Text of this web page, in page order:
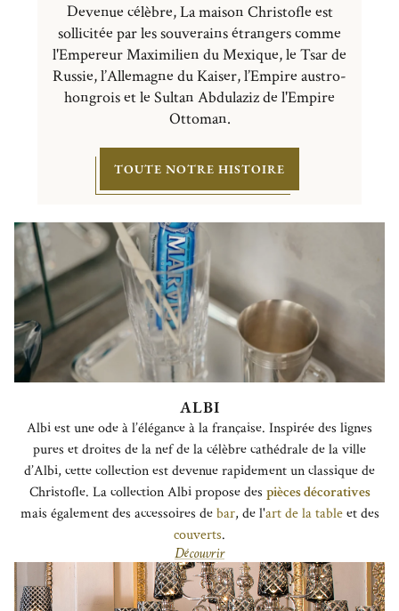
Devenue célèbre, La maison Christofle est
sollicitée par les souverains étrangers comme
l'Empereur Maximilien du Mexique, le Tsar de
Russie, l’Allemagne du Kaiser, l’Empire austro-
hongrois et le Sultan Abdulaziz de l'Empire
Ottoman.
TOUTE NOTRE HISTOIRE
ALBI
Albi est une ode à l’élégance à la française. Inspirée des lignes
pures et droites de la nef de la célèbre cathédrale de la ville
d’Albi, cette collection est devenue rapidement un classique de
Christofle. La collection Albi propose des pièces décoratives
mais également des accessoires debar, de l'art de la tableet des
couverts.
Découvrir